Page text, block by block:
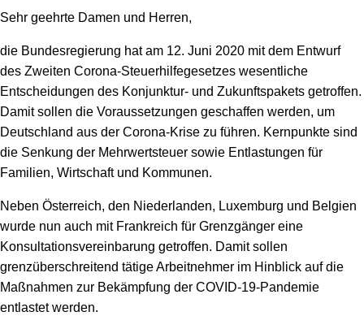
Sehr geehrte Damen und Herren,
die Bundesregierung hat am 12. Juni 2020 mit dem Entwurf
des Zweiten Corona-Steuerhilfegesetzes wesentliche
Entscheidungen des Konjunktur- und Zukunftspakets getroffen.
Damit sollen die Voraussetzungen geschaffen werden, um
Deutschland aus der Corona-Krise zu führen. Kernpunkte sind
die Senkung der Mehrwertsteuer sowie Entlastungen für
Familien, Wirtschaft und Kommunen.
Neben Österreich, den Niederlanden, Luxemburg und Belgien
wurde nun auch mit Frankreich für Grenzgänger eine
Konsultationsvereinbarung getroffen. Damit sollen
grenzüberschreitend tätige Arbeitnehmer im Hinblick auf die
Maßnahmen zur Bekämpfung der COVID-19-Pandemie
entlastet werden.